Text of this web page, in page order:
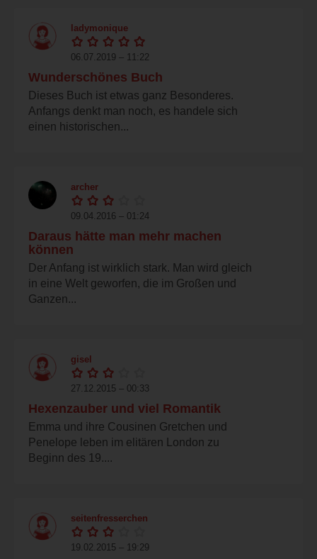
ladymonique
06.07.2019 – 11:22
Wunderschönes Buch
Dieses Buch ist etwas ganz Besonderes.
Anfangs denkt man noch, es handele sich
einen historischen...
archer
09.04.2016 – 01:24
Daraus hätte man mehr machen
können
Der Anfang ist wirklich stark. Man wird gleich
in eine Welt geworfen, die im Großen und
Ganzen...
gisel
27.12.2015 – 00:33
Hexenzauber und viel Romantik
Emma und ihre Cousinen Gretchen und
Penelope leben im elitären London zu
Beginn des 19....
seitenfresserchen
19.02.2015 – 19:29